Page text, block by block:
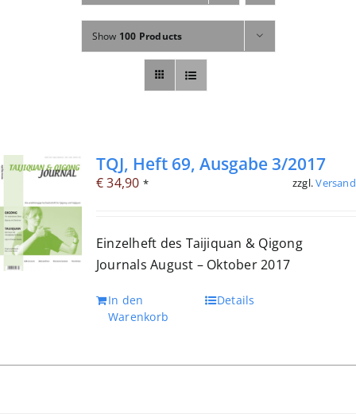
Fachbücher
Poster, Karten, Medien
Abo
Show 100 Products
TQJ, Heft 69, Ausgabe 3/2017
€34,90 * zzgl.Versand
Einzelheft des Taijiquan & Qigong
Journals August – Oktober 2017
In den
Warenkorb
Details